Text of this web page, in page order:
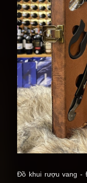
Đồ khui rượu vang -